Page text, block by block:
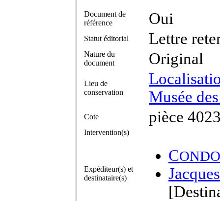
Document de
référence
Oui
Statut éditorial Lettre
Nature du
document
Original
Lieu de
conservation
Musée
Cote pièce
Intervention(s)
Expéditeur(s) et
destinataire(s)
C